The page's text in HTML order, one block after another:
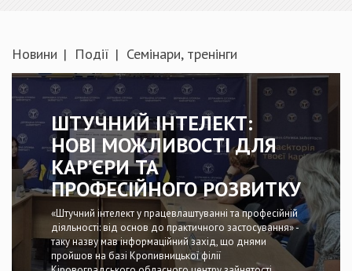
Новини Події Семінари, тренінги
ШТУЧНИЙ ІНТЕЛЕКТ:
НОВІ МОЖЛИВОСТІ ДЛЯ
КАР’ЄРИ ТА
ПРОФЕСІЙНОГО РОЗВИТКУ
«Штучний інтелект у працевлаштуванні та професійній
діяльності: від основ до практичного застосування» -
таку назву мав інформаційний захід, що днями
пройшов на базі Кропивницької філії